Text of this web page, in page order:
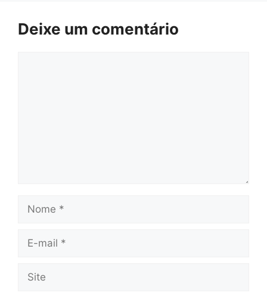
Deixe um comentário
Nome
E-
Site